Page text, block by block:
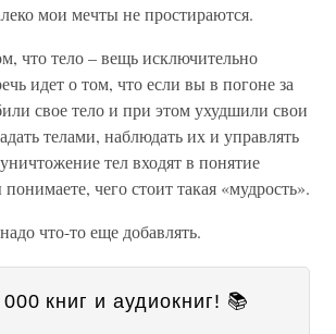
мои мечты не простираются.
что тело – вещь исключительно
идет о том, что если вы в погоне за
свое тело и при этом ухудшили свои
телами, наблюдать их и управлять
тел входят в понятие
чего стоит такая «мудрость».
что-то еще добавлять.
книг и аудиокниг! 📚